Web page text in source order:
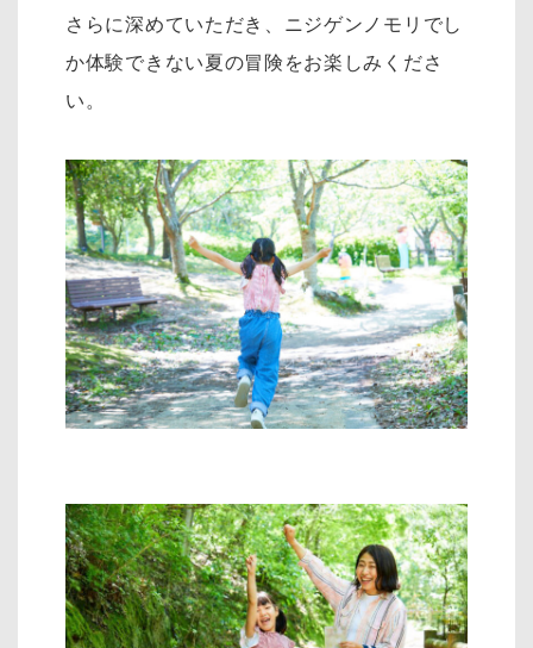
さらに深めていただき、ニジゲンノモリでし
か体験できない夏の冒険をお楽しみくださ
い。